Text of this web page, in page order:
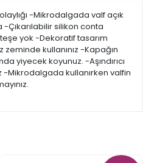
-Mikrodalgada valf açık
Çıkarılabilir silikon conta
yok -Dekoratif tasarım
zeminde kullanınız -Kapağın
yiyecek koyunuz. -Aşındırıcı
-Mikrodalgada kullanırken valfin